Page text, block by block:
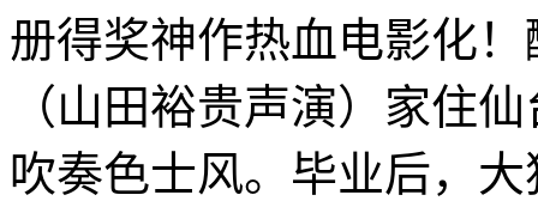
册得奖神作热血电影化
（山田裕贵声演）家住
吹奏色士风。毕业后，